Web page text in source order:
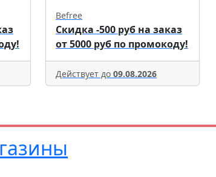
Befree
Скидка -500 руб на заказ
от 5000 руб по промокоду!
Действует до 09.08.2026